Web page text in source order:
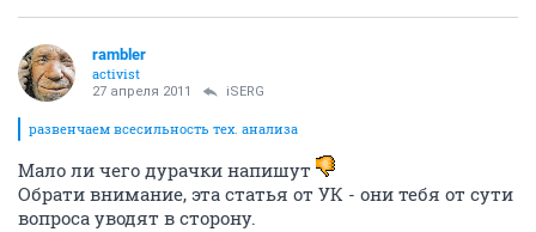
rambler
activist
27 апреля 2011 iSERG
развенчаем всесильность тех. анализа
Мало ли чего дурачки напишут
Обрати внимание, эта статья от УК - они тебя от сути
вопроса уводят в сторону.